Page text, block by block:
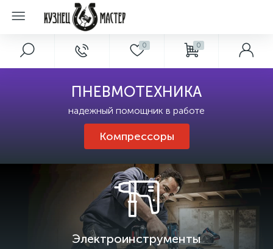
0 0
ПНЕВМОТЕХНИКА
надежный помощник в работе
Компрессоры
Электроинструменты